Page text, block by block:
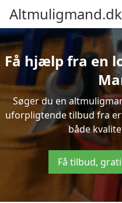
Altmuligmand.dk
Få hjælp fra en
Søger du en
uforpligtende tilbud fra
både
Få tilbud,